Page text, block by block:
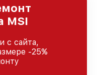
уровень
клиентов.
MSI
с сайта,
-25%